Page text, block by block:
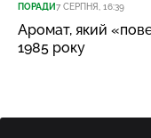
ПОРАДИ7 СЕРПНЯ, 16:39
Аромат, який
1985 року